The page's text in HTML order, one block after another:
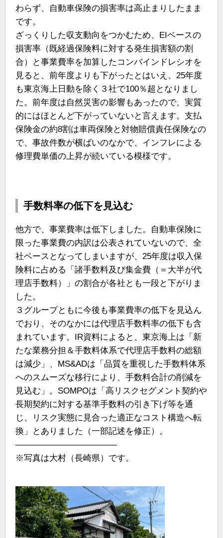
わらず、自動車保険の損害率は高止まりしたまま
です。
ざっくりした収支動向をつかむため、EIベースの
損害率（既経過保険料に対する発生損害額の割
合）と事業費率を加算したコンバインドレシオを
見ると、前年度よりも下がったとはいえ、25年度
も東京海上日動を除く３社で100％超となりまし
た。前年度は自然災害の影響もあったので、実質
的にはほとんど下がっていないと言えます。支払
保険金の約8割は車両保険と対物賠償責任保険なの
で、事故件数が横ばいのなかで、インフレによる
修理費単価の上昇が続いている模様です。
手数料率の低下を見込む
他方で、事業費率は低下しました。自動車保険に
限った事業費の内訳は公表されていないので、全
社ベースとなってしまいますが、25年度は収入保
険料に占める「諸手数料及び集金費（＝大半が代
理店手数料）」の割合が各社とも一段と下がりま
した。
３グループともに今後も事業費率の低下を見込ん
でおり、そのなかには代理店手数料率の低下も含
まれています。IR資料によると、東京海上は「新
たな業務分担＆手数料体系で代理店手数料の総額
は減少」、MS&ADは「品質を重視した手数料体系
へのスムーズな移行により、手数料合計の削減を
見込む」。SOMPOは「高リスクセグメント契約や
長期契約に対する基準手数料の引き下げ等を通
じ、リスク実態に見合った適正なコスト構造へ転
換」とありました（一部記述を修正）。
————————————
※写真は大村（長崎県）です。